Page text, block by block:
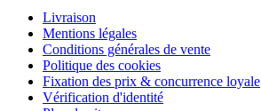
Livraison
Mentions légales
Conditions générales de vente
Politique des cookies
Fixation des prix & concurrence loyale
Vérification d'identité